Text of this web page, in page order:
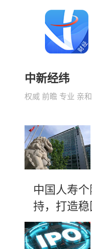
中新经纬
权威 前瞻 专业 亲和
中国人寿
持，打造稳